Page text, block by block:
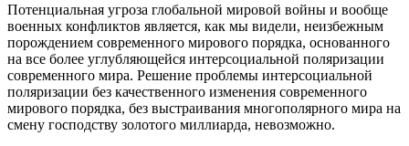
Потенциальная угроза глобальной мировой войны и вообще
военных конфликтов является, как мы видели, неизбежным
порождением современного мирового порядка, основанного
на все более углубляющейся интерсоциальной поляризации
современного мира. Решение проблемы интерсоциальной
поляризации без качественного изменения современного
мирового порядка, без выстраивания многополярного мира на
смену господству золотого миллиарда, невозможно.